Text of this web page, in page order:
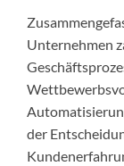
Unternehmen
der